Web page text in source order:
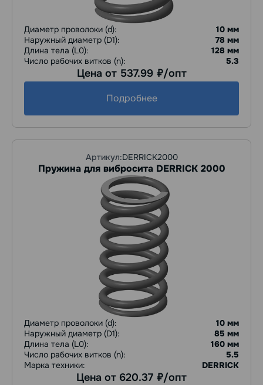
Диаметр проволоки (d):
10 мм
Наружный диаметр (D1):
78 мм
Длина тела (L0):
128 мм
Число рабочих витков (n):
5.3
Цена от 537.99 руб./опт
Подробнее
Артикул:DERRICK2000
Пружина для вибросита DERRICK 2000
Диаметр проволоки (d):
10 мм
Наружный диаметр (D1):
85 мм
Длина тела (L0):
160 мм
Число рабочих витков (n):
5.5
Марка техники:
DERRICK
Цена от 620.37 руб./опт